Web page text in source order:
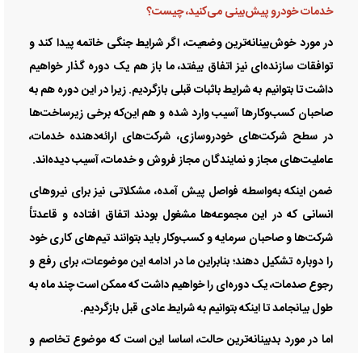
خدمات خودرو پیش‌بینی می‌کنید، چیست؟
در مورد خوش‌بینانه‌ترین وضعیت، اگر شرایط جنگی خاتمه پیدا کند و
توافقات سازنده‌ای نیز اتفاق بیفتد، ما باز هم یک دوره گذار خواهیم
داشت تا بتوانیم به شرایط باثبات قبلی بازگردیم. زیرا در این دوره هم به
صاحبان کسب‌وکار‌ها آسیب وارد شده و هم این‌که برخی زیرساخت‌ها
در سطح شرکت‌های خودروسازی، شرکت‌های ارائه‌دهنده خدمات،
عاملیت‌های مجاز و نمایندگان مجاز فروش و خدمات، آسیب دیده‌اند.
ضمن اینکه به‌واسطه فواصل پیش آمده، مشکلاتی نیز برای نیرو‌های
انسانی که در این مجموعه‌ها مشغول بودند اتفاق افتاده و قاعدتاً
شرکت‌ها و صاحبان سرمایه و کسب‌وکار باید بتوانند تیم‌های کاری خود
را دوباره تشکیل دهند؛ بنابراین ما در ادامه این موضوعات، برای رفع و
رجوع صدمات، یک دوره‌ای را خواهیم داشت که ممکن است چند ماه به
طول بیانجامد تا اینکه بتوانیم به شرایط عادی قبل بازگردیم.
اما در مورد بدبینانه‌ترین حالت، اساسا این است که موضوع تخاصم و